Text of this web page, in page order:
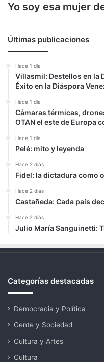
Yo soy esa mujer
Últimas publicaciones
Hace 1 día
Villasmil: Destellos en la
Éxito en la Diáspora
Hace 1 día
Cámaras térmicas,
OTAN el este de Europa
Hace 1 día
Pelé: mito y leyenda
Hace 2 días
Fidel: la dictadura como
Hace 2 días
Castañeda: Cada país
Hace 2 días
Julio María Sanguinetti:
Categorías destacadas
Democracia y Política
Gente y Sociedad
Cultura y Artes
Cultura